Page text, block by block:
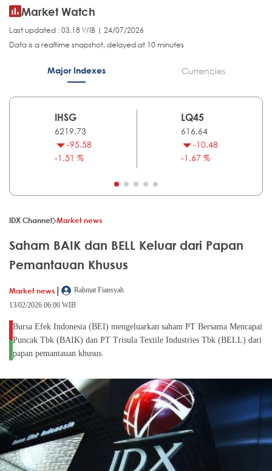
Market Watch
Last updated : 03.18 WIB | 24/07/2026
Data is a realtime snapshot, delayed at 10 minutes
Major Indexes Currencies
IHSG
6219.73
-95.58
-1.51 %
LQ45
616.64
-10.48
-1.67 %
IDX Channel Market news
Saham BAIK dan BELL Keluar dari Papan
Pemantauan Khusus
Market news |
Rahmat Fiansyah
13/02/2026 06:00 WIB
Bursa Efek Indonesia (BEI) mengeluarkan saham PT Bersama Mencapai
Puncak Tbk (BAIK) dan PT Trisula Textile Industries Tbk (BELL) dari
papan pemantauan khusus.